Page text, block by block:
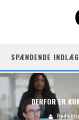
SPÆNDENDE
DERFOR ER